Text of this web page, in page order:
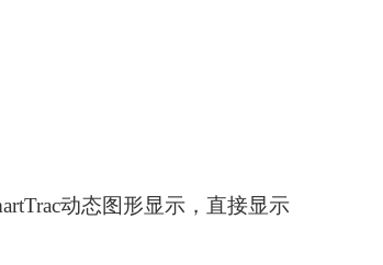
动态图形显示，直接显示